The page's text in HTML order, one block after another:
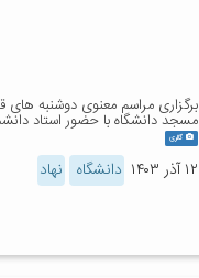
برگزاری مراسم معنوی دوشنبه های
مسجد دانشگاه با حضور استاد
گالری
۱۲ آذر ۱۴۰۳ دانشگاه نهاد